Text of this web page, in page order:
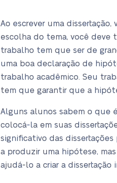
Ao escrever uma
escolha do tema, você deve
trabalho tem que ser de
uma boa declaração de
trabalho acadêmico. Seu
tem que garantir que a
Alguns alunos sabem o que
colocá-la em suas
significativo das
a produzir uma hipótese,
ajudá-lo a criar a dissertação